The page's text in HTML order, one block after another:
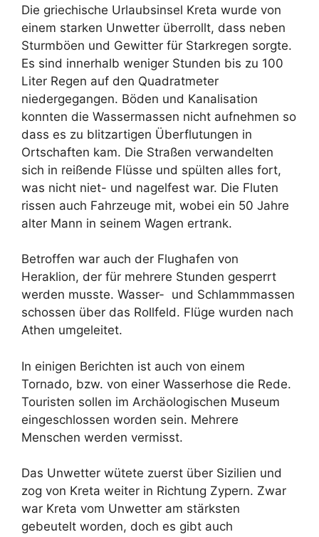
Die griechische Urlaubsinsel Kreta wurde von
einem starken Unwetter überrollt, dass neben
Sturmböen und Gewitter für Starkregen sorgte.
Es sind innerhalb weniger Stunden bis zu 100
Liter Regen auf den Quadratmeter
niedergegangen. Böden und Kanalisation
konnten die Wassermassen nicht aufnehmen so
dass es zu blitzartigen Überflutungen in
Ortschaften kam. Die Straßen verwandelten
sich in reißende Flüsse und spülten alles fort,
was nicht niet- und nagelfest war. Die Fluten
rissen auch Fahrzeuge mit, wobei ein 50 Jahre
alter Mann in seinem Wagen ertrank.
Betroffen war auch der Flughafen von
Heraklion, der für mehrere Stunden gesperrt
werden musste. Wasser- und Schlammmassen
schossen über das Rollfeld. Flüge wurden nach
Athen umgeleitet.
In einigen Berichten ist auch von einem
Tornado, bzw. von einer Wasserhose die Rede.
Touristen sollen im Archäologischen Museum
eingeschlossen worden sein. Mehrere
Menschen werden vermisst.
Das Unwetter wütete zuerst über Sizilien und
zog von Kreta weiter in Richtung Zypern. Zwar
war Kreta vom Unwetter am stärksten
gebeutelt worden, doch es gibt auch